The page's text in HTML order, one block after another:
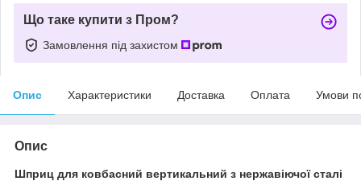
Що таке купити з Пром?
Замовлення під захистом
Опис Характеристики Доставка Оплата Умови
Опис
Шприц для ковбасний вертикальний з нержавіючої сталі